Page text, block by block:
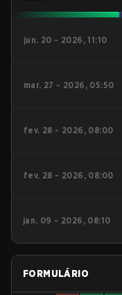
jun. 20 - 2026, 11:10
mar. 27 - 2026, 05:50
fev. 28 - 2026, 08:00
fev. 28 - 2026, 08:00
jan. 09 - 2026, 08:10
FORMULÁRIO